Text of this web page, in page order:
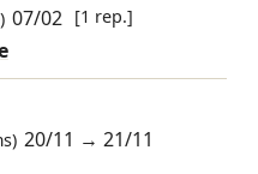
07/02 [1 rep.]
20/11 →21/11